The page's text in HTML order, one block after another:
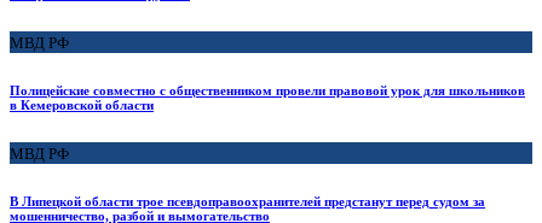
МВД РФ
Полицейские совместно с общественником провели правовой урок для школьников
в Кемеровской области
МВД РФ
В Липецкой области трое псевдоправоохранителей предстанут перед судом за
мошенничество, разбой и вымогательство